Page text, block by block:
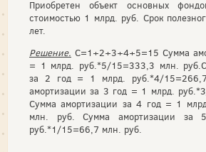
Приобретен объект основных
стоимостью 1 млрд. руб. Срок
лет.
Решение. С=1+2+3+4+5=15 Сумма
= 1 млрд. руб.*5/15=333,3 млн.
за 2 год = 1 млрд. руб.*4/
амортизации за 3 год = 1 млрд.
Сумма амортизации за 4 год = 1
млн. руб. Сумма амортизации
руб.*1/15=66,7 млн. руб.